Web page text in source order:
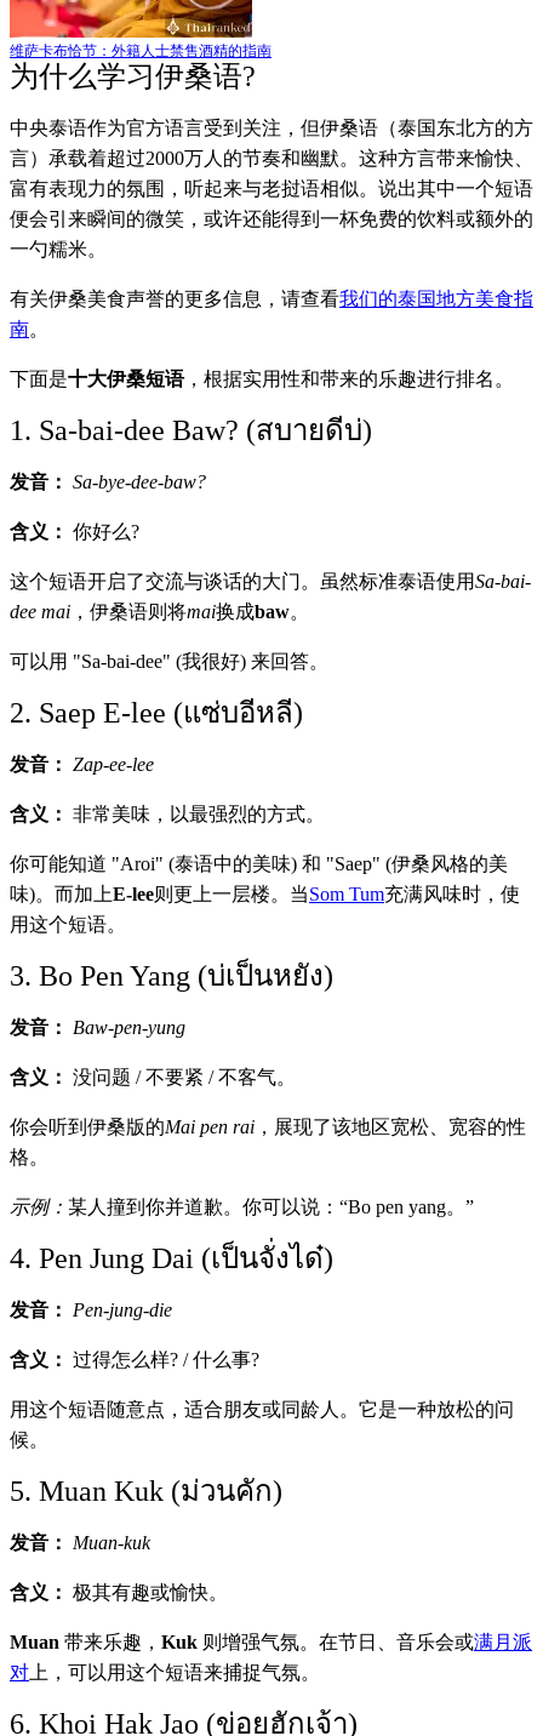
维萨卡布恰节：外籍人士禁售酒精的指南
为什么学习伊桑语?
中央泰语作为官方语言受到关注，但伊桑语（泰国东北方的方
言）承载着超过2000万人的节奏和幽默。这种方言带来愉快、
富有表现力的氛围，听起来与老挝语相似。说出其中一个短语
便会引来瞬间的微笑，或许还能得到一杯免费的饮料或额外的
一勺糯米。
有关伊桑美食声誉的更多信息，请查看我们的泰国地方美食指
南。
下面是十大伊桑短语，根据实用性和带来的乐趣进行排名。
1. Sa-bai-dee Baw? (สบายดีบ่)
发音： Sa-bye-dee-baw?
含义： 你好么?
这个短语开启了交流与谈话的大门。虽然标准泰语使用Sa-bai-
dee mai ，伊桑语则将mai换成baw。
可以用 "Sa-bai-dee" (我很好) 来回答。
2. Saep E-lee (แซ่บอีหลี)
发音： Zap-ee-lee
含义： 非常美味，以最强烈的方式。
你可能知道 "Aroi" (泰语中的美味) 和 "Saep" (伊桑风格的美
味)。而加上E-lee则更上一层楼。当Som Tum充满风味时，使
用这个短语。
3. Bo Pen Yang (บ่เป็นหยัง)
发音： Baw-pen-yung
含义： 没问题 / 不要紧 / 不客气。
你会听到伊桑版的Mai pen rai ，展现了该地区宽松、宽容的性
格。
示例： 某人撞到你并道歉。你可以说：“Bo pen yang。”
4. Pen Jung Dai (เป็นจั่งได๋)
发音： Pen-jung-die
含义： 过得怎么样? / 什么事?
用这个短语随意点，适合朋友或同龄人。它是一种放松的问
候。
5. Muan Kuk (ม่วนคัก)
发音： Muan-kuk
含义： 极其有趣或愉快。
Muan 带来乐趣， Kuk 则增强气氛。在节日、音乐会或满月派
对 上，可以用这个短语来捕捉气氛。
6. Khoi Hak Jao (ข่อยฮักเจ้า)